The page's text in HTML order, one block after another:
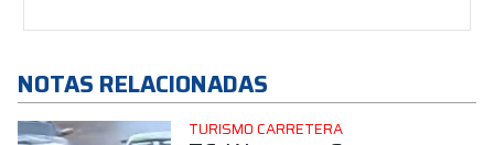
NOTAS RELACIONADAS
TURISMO CARRETERA